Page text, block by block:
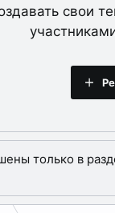
свои
только в